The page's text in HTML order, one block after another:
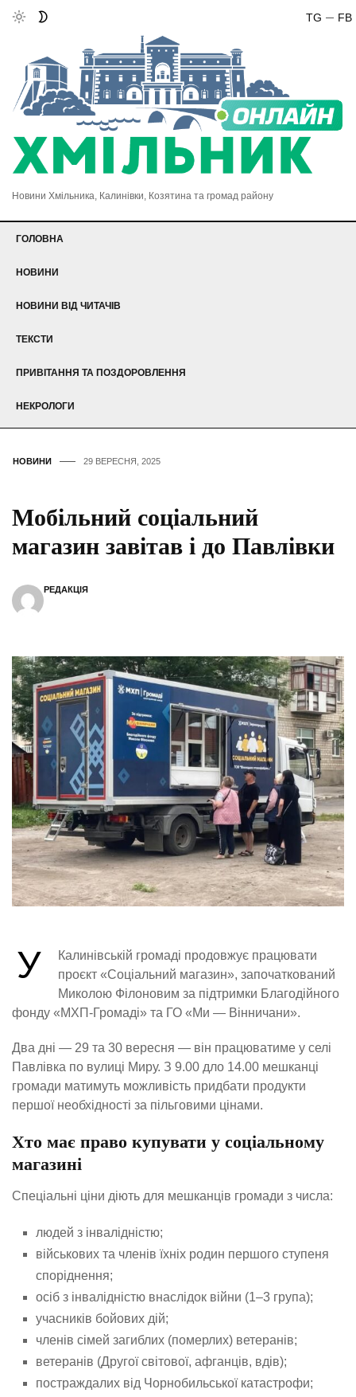
FB
TG
Новини Хмільника, Калинівки, Козятина та громад району
ГОЛОВНА
НОВИНИ
НОВИНИ ВІД ЧИТАЧІВ
ТЕКСТИ
ПРИВІТАННЯ ТА ПОЗДОРОВЛЕННЯ
НЕКРОЛОГИ
НОВИНИ 29 ВЕРЕСНЯ, 2025
Мобільний соціальний
магазин завітав і до Павлівки
РЕДАКЦІЯ
У
Калинівській громаді продовжує працювати
проєкт «Соціальний магазин», започаткований
Миколою Філоновим за підтримки Благодійного
фонду «МХП-Громаді» та ГО «Ми — Вінничани».
Два дні — 29 та 30 вересня — він працюватиме у селі
Павлівка по вулиці Миру. З 9.00 дло 14.00 мешканці
громади матимуть можливість придбати продукти
першої необхідності за пільговими цінами.
Хто має право купувати у соціальному
магазині
Спеціальні ціни діють для мешканців громади з числа:
людей з інвалідністю;
військових та членів їхніх родин першого ступеня
споріднення;
осіб з інвалідністю внаслідок війни (1–3 група);
учасників бойових дій;
членів сімей загиблих (померлих) ветеранів;
ветеранів (Другої світової, афганців, вдів);
постраждалих від Чорнобильської катастрофи;